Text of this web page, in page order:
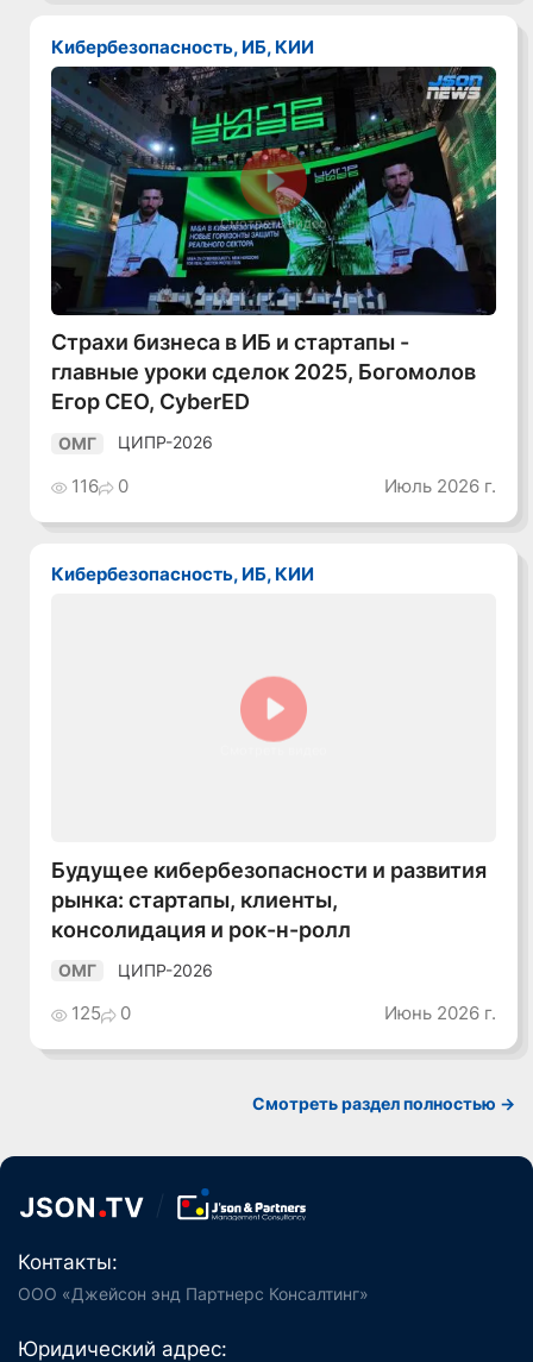
Кибербезопасность, ИБ, КИИ
Смотреть видео
Страхи бизнеса в ИБ и стартапы -
главные уроки сделок 2025, Богомолов
Егор CEO, CyberED
ОМГ ЦИПР-2026
116 0 Июль 2026 г.
Кибербезопасность, ИБ, КИИ
Будущее кибербезопасности и развития
рынка: стартапы, клиенты,
консолидация и рок-н-ролл
ОМГ ЦИПР-2026
125 0 Июнь 2026 г.
Смотреть раздел полностью ->
Контакты:
ООО «Джейсон энд Партнерс Консалтинг»
Юридический адрес: